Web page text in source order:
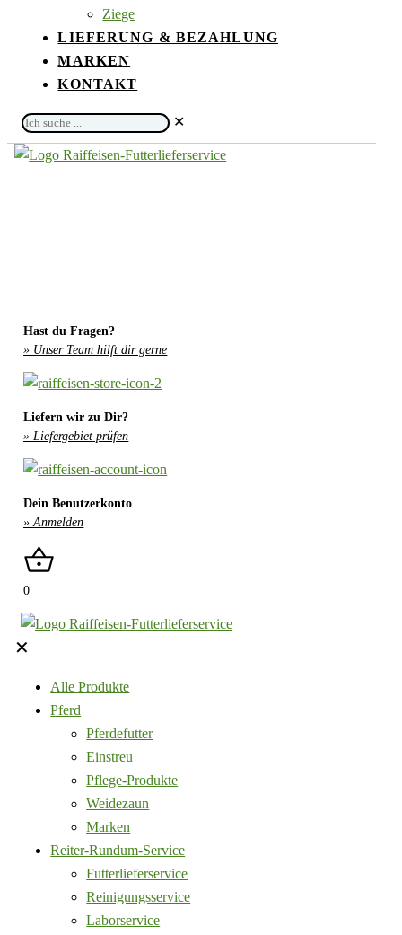
Ziege
LIEFERUNG & BEZAHLUNG
MARKEN
KONTAKT
Ich
suche
✕
Hast du Fragen?
» Unser Team hilft dir gerne
Liefern wir zu Dir?
» Liefergebiet prüfen
Dein Benutzerkonto
» Anmelden
0
✕
Alle Produkte
Pferd
Pferdefutter
Einstreu
Pflege-Produkte
Weidezaun
Marken
Reiter-Rundum-Service
Futterlieferservice
Reinigungsservice
Laborservice